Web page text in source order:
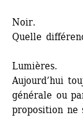
Noir.
Quelle
Lumières.
Aujourd’hui
générale ou
proposition ne